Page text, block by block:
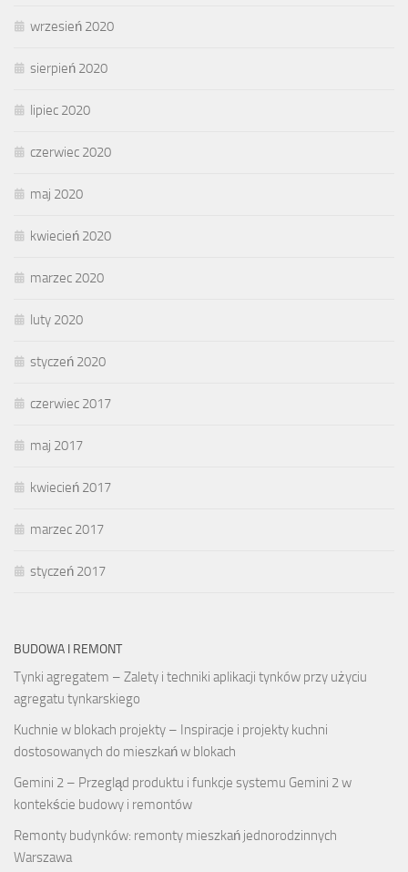
wrzesień 2020
sierpień 2020
lipiec 2020
czerwiec 2020
maj 2020
kwiecień 2020
marzec 2020
luty 2020
styczeń 2020
czerwiec 2017
maj 2017
kwiecień 2017
marzec 2017
styczeń 2017
BUDOWA I REMONT
Tynki agregatem – Zalety i techniki aplikacji tynków przy użyciu
agregatu tynkarskiego
Kuchnie w blokach projekty – Inspiracje i projekty kuchni
dostosowanych do mieszkań w blokach
Gemini 2 – Przegląd produktu i funkcje systemu Gemini 2 w
kontekście budowy i remontów
Remonty budynków: remonty mieszkań jednorodzinnych
Warszawa